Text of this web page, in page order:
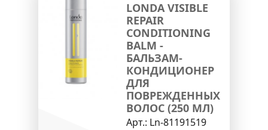
LONDA VISIBLE
REPAIR
CONDITIONING
BALM -
БАЛЬЗАМ-
КОНДИЦИОНЕР
ДЛЯ
ПОВРЕЖДЕННЫХ
ВОЛОС (250 МЛ)
Арт.: Ln-81191519